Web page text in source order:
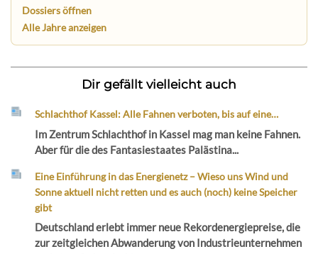
Dossiers öffnen
Alle Jahre anzeigen
Dir gefällt vielleicht auch
Schlachthof Kassel: Alle Fahnen verboten, bis auf eine…
Im Zentrum Schlachthof in Kassel mag man keine Fahnen.
Aber für die des Fantasiestaates Palästina...
Eine Einführung in das Energienetz – Wieso uns Wind und
Sonne aktuell nicht retten und es auch (noch) keine Speicher
gibt
Deutschland erlebt immer neue Rekordenergiepreise, die
zur zeitgleichen Abwanderung von Industrieunternehmen